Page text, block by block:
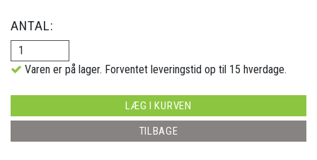
ANTAL:
Varen er på lager. Forventet leveringstid op til 15 hverdage.
LÆG I KURVEN
TILBAGE